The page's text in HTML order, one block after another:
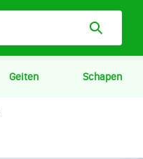
Geiten Schapen